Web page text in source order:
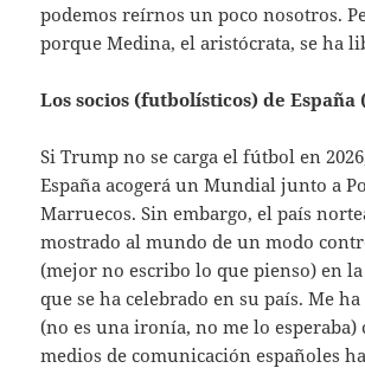
podemos reírnos un poco nosotros.
porque Medina, el aristócrata, se ha
Los socios (futbolísticos) de España
Si Trump no se carga el fútbol en
España acogerá un Mundial junto a
Marruecos. Sin embargo, el país
mostrado al mundo de un modo
(mejor no escribo lo que pienso) en
que se ha celebrado en su país. Me
(no es una ironía, no me lo esperaba)
medios de comunicación españoles